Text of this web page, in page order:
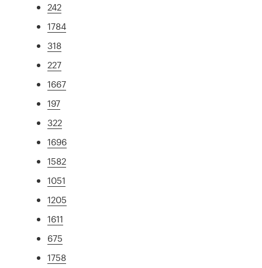
242
1784
318
227
1667
197
322
1696
1582
1051
1205
1611
675
1758